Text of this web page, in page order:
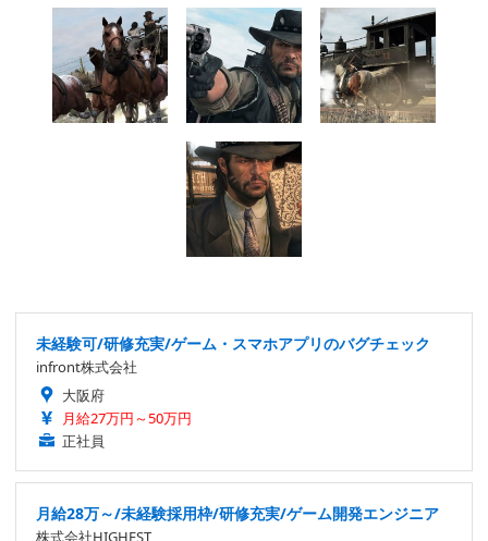
未経験可/研修充実/ゲーム・スマホアプリのバグチェック
infront株式会社
大阪府
月給27万円～50万円
正社員
月給28万～/未経験採用枠/研修充実/ゲーム開発エンジニア
株式会社HIGHEST